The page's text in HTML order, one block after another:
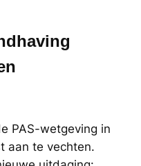
PAS-wetgeving in
aan te vechten.